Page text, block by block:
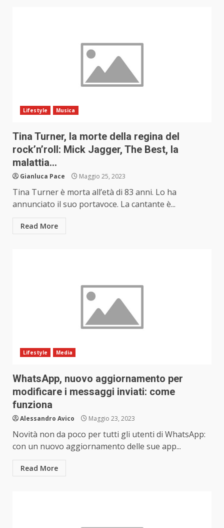
Lifestyle Musica
Tina Turner, la morte della regina del
rock’n’roll: Mick Jagger, The Best, la
malattia…
Gianluca Pace Maggio 25, 2023
Tina Turner è morta all’età di 83 anni. Lo ha
annunciato il suo portavoce. La cantante è...
Read More
Lifestyle Media
WhatsApp, nuovo aggiornamento per
modificare i messaggi inviati: come
funziona
Alessandro Avico Maggio 23, 2023
Novità non da poco per tutti gli utenti di WhatsApp:
con un nuovo aggiornamento delle sue app...
Read More